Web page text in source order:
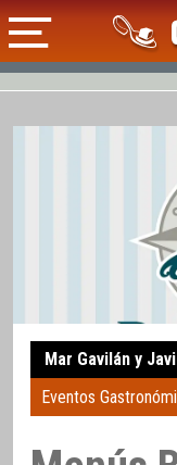
Mar Gavilán y
Eventos